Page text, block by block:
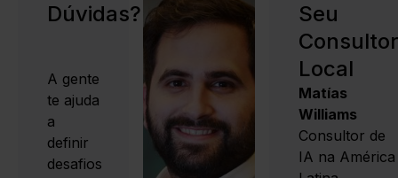
Dúvidas?
A gente
te ajuda
a
definir
desafios
Seu
Consultor
Local
Matías
Williams
Consultor de
IA na América